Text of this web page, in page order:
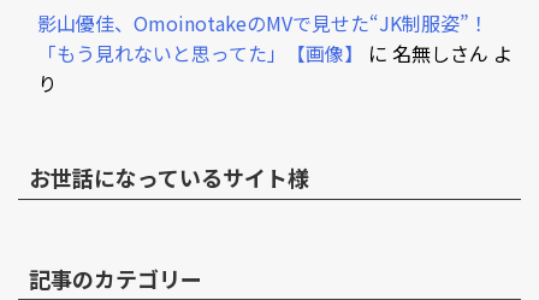
影山優佳、OmoinotakeのMVで見せた“JK制服姿”！
「もう見れないと思ってた」【画像】
に 名無しさん よ
り
お世話になっているサイト様
記事のカテゴリー